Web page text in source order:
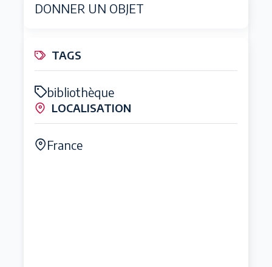
DONNER UN OBJET
TAGS
bibliothèque
LOCALISATION
France